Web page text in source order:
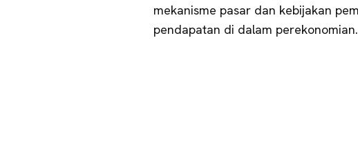
mekanisme pasar dan kebijakan
pendapatan di dalam perekonomian.